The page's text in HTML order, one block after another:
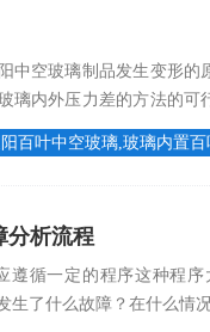
中空玻璃制品发生变形
璃内外压力差的方法的
百叶中空玻璃,玻璃内置
分析流程
遵循一定的程序这种程
生了什么故障？在什么情